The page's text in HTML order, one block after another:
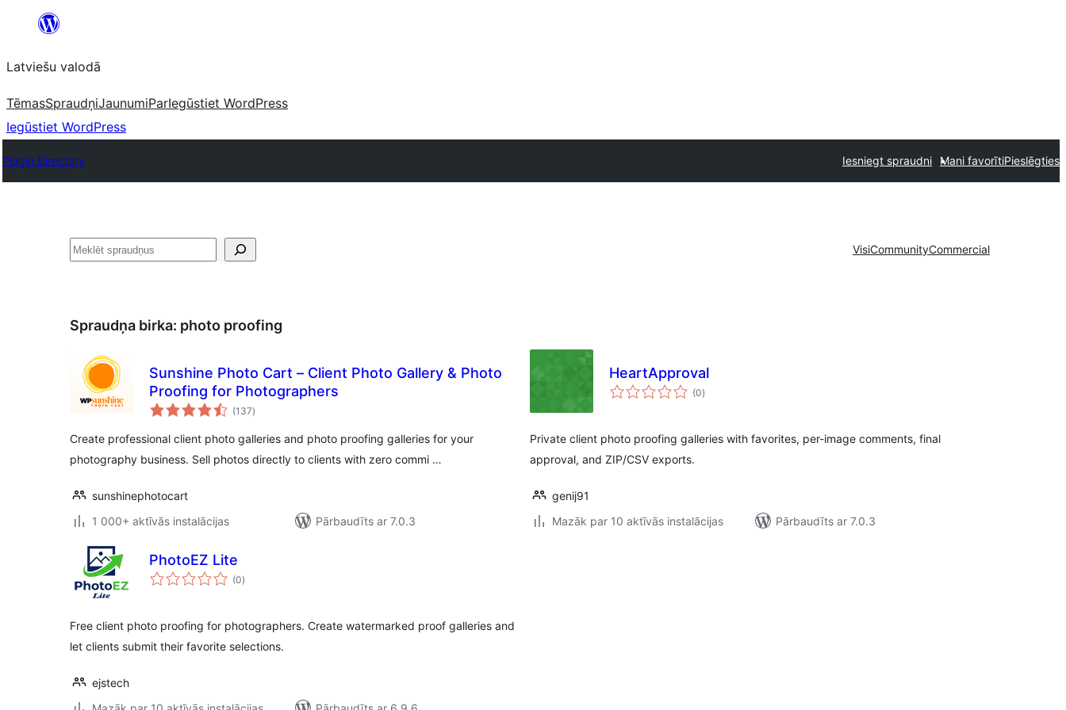
Pāriet
saturu
Latviešu valodā
TēmasSpraudņiJaunumiParIegūstiet WordPress
Iegūstiet WordPress
Plugin Directory Iesniegt spraudni Mani favorītiPieslēgties
Meklēt VisiCommunityCommercial
Spraudņa birka: photo proofing
Sunshine Photo Cart – Client Photo Gallery & Photo
Proofing for Photographers
(137vērtējumu
kopsumma
)
Create professional client photo galleries and photo proofing galleries for your
photography business. Sell photos directly to clients with zero commi …
sunshinephotocart
1 000+ aktīvās instalācijas
Pārbaudīts ar 7.0.3
HeartApproval
(0vērtējumu
kopsumma
)
Private client photo proofing galleries with favorites, per-image comments, final
approval, and ZIP/CSV exports.
genij91
Mazāk par 10 aktīvās instalācijas
Pārbaudīts ar 7.0.3
PhotoEZ Lite
(0vērtējumu
kopsumma
)
Free client photo proofing for photographers. Create watermarked proof galleries and
let clients submit their favorite selections.
ejstech